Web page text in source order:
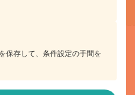
保存して、条件設定の手間を